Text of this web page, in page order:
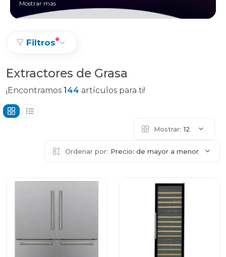
Mostrar más
Filtros
Extractores de Grasa
¡Encontramos 144 artículos para ti!
Mostrar: 12
Ordenar por: Precio: de mayor a menor